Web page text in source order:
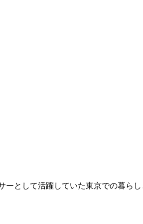
として活躍していた東京での暮ら